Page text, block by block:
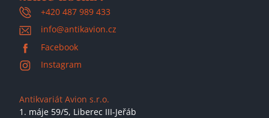
+420 487 989 433
info@antikavion.cz
Facebook
Instagram
Antikvariát Avion s.r.o.
1. máje 59/5, Liberec III-Jeřáb